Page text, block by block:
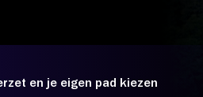
en je eigen pad kiezen